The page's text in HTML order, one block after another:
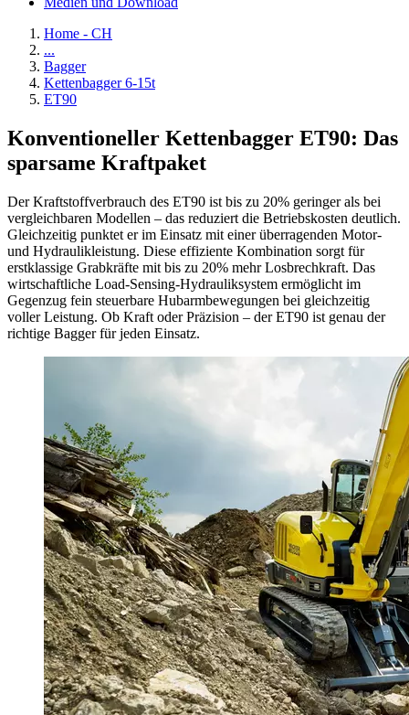
Home - CH
...
Bagger
Kettenbagger 6-15t
ET90
Konventioneller Kettenbagger ET90: Das
sparsame Kraftpaket
Der Kraftstoffverbrauch des ET90 ist bis zu 20% geringer als bei
vergleichbaren Modellen – das reduziert die Betriebskosten deutlich.
Gleichzeitig punktet er im Einsatz mit einer überragenden Motor-
und Hydraulikleistung. Diese effiziente Kombination sorgt für
erstklassige Grabkräfte mit bis zu 20% mehr Losbrechkraft. Das
wirtschaftliche Load-Sensing-Hydrauliksystem ermöglicht im
Gegenzug fein steuerbare Hubarmbewegungen bei gleichzeitig
voller Leistung. Ob Kraft oder Präzision – der ET90 ist genau der
richtige Bagger für jeden Einsatz.